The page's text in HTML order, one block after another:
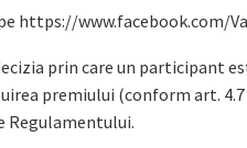
https://www.facebook.com/
prin care un participant
premiului (conform art. 4.7
Regulamentului.